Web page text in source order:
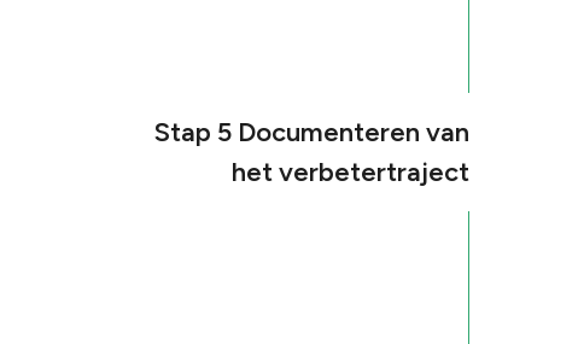
Stap 5 Documenteren van
het verbetertraject